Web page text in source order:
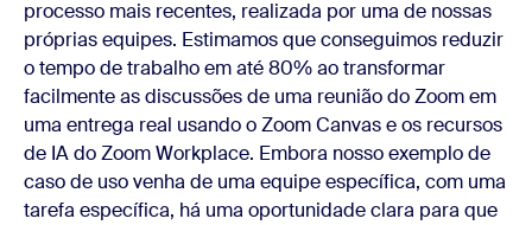
processo mais recentes, realizada por uma de nossas
próprias equipes. Estimamos que conseguimos reduzir
o tempo de trabalho em até 80% ao transformar
facilmente as discussões de uma reunião do Zoom em
uma entrega real usando o Zoom Canvas e os recursos
de IA do Zoom Workplace. Embora nosso exemplo de
caso de uso venha de uma equipe específica, com uma
tarefa específica, há uma oportunidade clara para que